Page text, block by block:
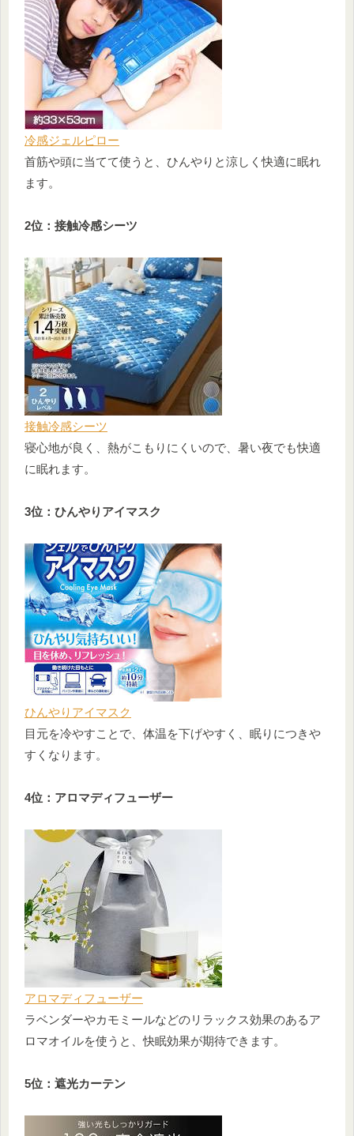
冷感ジェルピロー
首筋や頭に当てて使うと、ひんやりと涼しく快適に眠れ
ます。
2位：接触冷感シーツ
接触冷感シーツ
寝心地が良く、熱がこもりにくいので、暑い夜でも快適
に眠れます。
3位：ひんやりアイマスク
ひんやりアイマスク
目元を冷やすことで、体温を下げやすく、眠りにつきや
すくなります。
4位：アロマディフューザー
アロマディフューザー
ラベンダーやカモミールなどのリラックス効果のあるア
ロマオイルを使うと、快眠効果が期待できます。
5位：遮光カーテン